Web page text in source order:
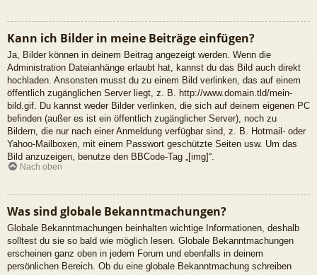
Kann ich Bilder in meine Beiträge einfügen?
Ja, Bilder können in deinem Beitrag angezeigt werden. Wenn die
Administration Dateianhänge erlaubt hat, kannst du das Bild auch direkt
hochladen. Ansonsten musst du zu einem Bild verlinken, das auf einem
öffentlich zugänglichen Server liegt, z. B. http://www.domain.tld/mein-
bild.gif. Du kannst weder Bilder verlinken, die sich auf deinem eigenen PC
befinden (außer es ist ein öffentlich zugänglicher Server), noch zu
Bildern, die nur nach einer Anmeldung verfügbar sind, z. B. Hotmail- oder
Yahoo-Mailboxen, mit einem Passwort geschützte Seiten usw. Um das
Bild anzuzeigen, benutze den BBCode-Tag „[img]“.
Nach oben
Was sind globale Bekanntmachungen?
Globale Bekanntmachungen beinhalten wichtige Informationen, deshalb
solltest du sie so bald wie möglich lesen. Globale Bekanntmachungen
erscheinen ganz oben in jedem Forum und ebenfalls in deinem
persönlichen Bereich. Ob du eine globale Bekanntmachung schreiben